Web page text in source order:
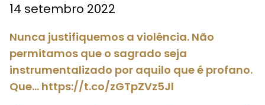
14 setembro 2022
Nunca justifiquemos a violência. Não
permitamos que o sagrado seja
instrumentalizado por aquilo que é profano.
Que… https://t.co/zGTpZVz5Jl